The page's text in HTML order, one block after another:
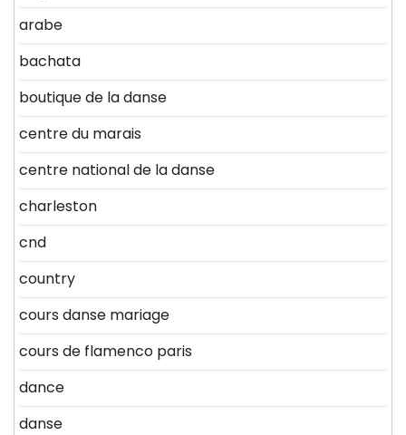
arabe
bachata
boutique de la danse
centre du marais
centre national de la danse
charleston
cnd
country
cours danse mariage
cours de flamenco paris
dance
danse